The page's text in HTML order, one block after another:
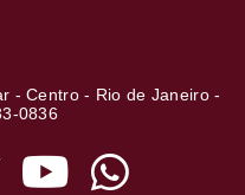
- Centro - Rio de Janeiro -
0836